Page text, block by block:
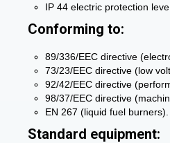
IP 44 electric protection
Conforming to:
89/336/EEC directive
73/23/EEC directive (low
92/42/EEC directive
98/37/EEC directive
EN 267 (liquid fuel burners).
Standard equipment: